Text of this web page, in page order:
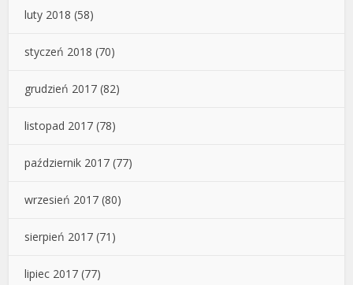
luty 2018 (58)
styczeń 2018 (70)
grudzień 2017 (82)
listopad 2017 (78)
październik 2017 (77)
wrzesień 2017 (80)
sierpień 2017 (71)
lipiec 2017 (77)